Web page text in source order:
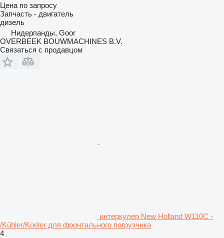
Цена по запросу
Запчасть - двигатель
дизель
Нидерланды, Goor
OVERBEEK BOUWMACHINES B.V.
Связаться с продавцом
интеркулер New Holland W110C -
/Kühler/Koeler для фронтального погрузчика
4